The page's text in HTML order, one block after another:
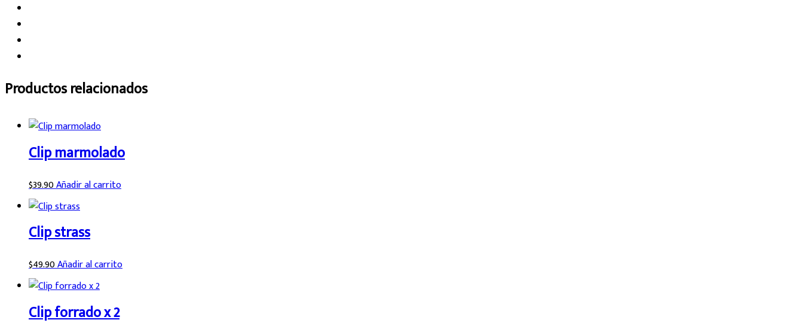
Productos relacionados
Clip marmolado
$39.90Añadir al carrito
Clip strass
$49.90Añadir al carrito
Clip forrado x 2